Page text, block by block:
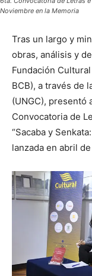
Noviembre en la Memoria
Tras un largo y
obras, análisis y
Fundación
BCB), a través de
(UNGC), presentó
Convocatoria de
“Sacaba y
lanzada en abril de